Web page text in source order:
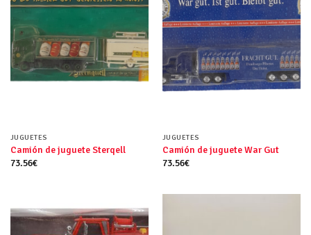
JUGUETES
Camión de juguete Sterqell
73.56€
JUGUETES
Camión de juguete War Gut
73.56€